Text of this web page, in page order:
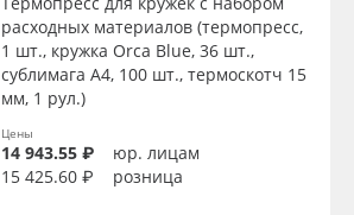
расходных материалов (термопресс,
1 шт., кружка Orca Blue, 36 шт.,
сублимага А4, 100 шт., термоскотч 15
мм, 1 рул.)
Цены
14 943.55 ₽
юр. лицам
15 425.60 ₽
розница